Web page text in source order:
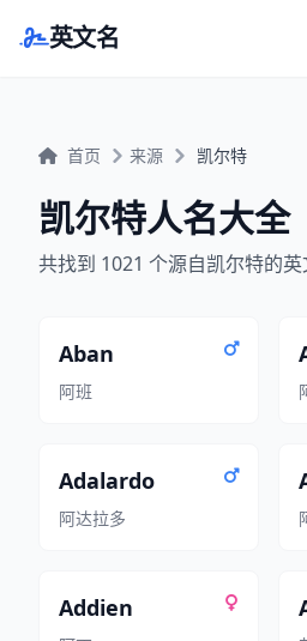
英文名
首页 来源 凯尔特
凯尔特人名大全
共找到 1021 个源自凯尔特的英
Aban
阿班
Adalardo
阿达拉多
Addien